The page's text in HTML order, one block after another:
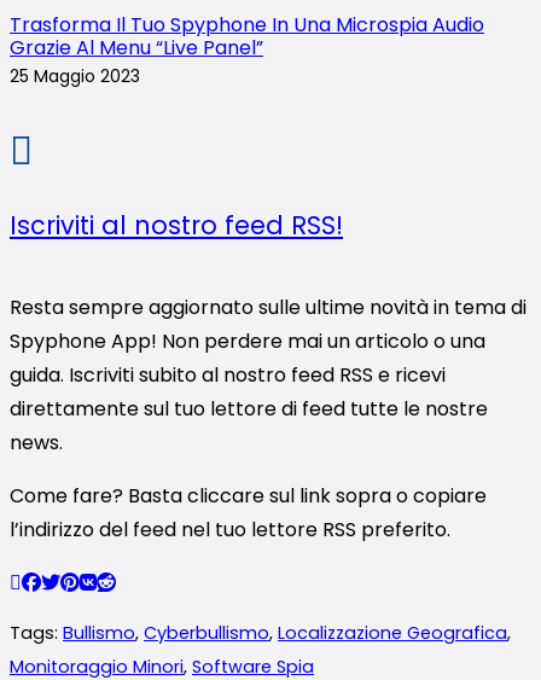
Trasforma Il Tuo Spyphone In Una Microspia Audio
Grazie Al Menu “Live Panel”
25 Maggio 2023
Iscriviti al nostro feed RSS!
Resta sempre aggiornato sulle ultime novità in tema di
Spyphone App! Non perdere mai un articolo o una
guida. Iscriviti subito al nostro feed RSS e ricevi
direttamente sul tuo lettore di feed tutte le nostre
news.
Come fare? Basta cliccare sul link sopra o copiare
l’indirizzo del feed nel tuo lettore RSS preferito.
Tags: Bullismo, Cyberbullismo, Localizzazione Geografica,
Monitoraggio Minori, Software Spia